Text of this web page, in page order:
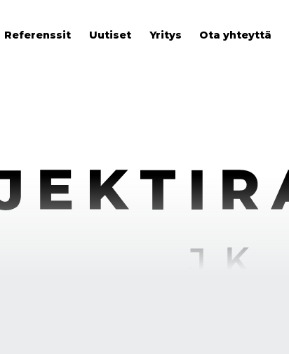
Referenssit Uutiset Yritys Ota yhteyttä